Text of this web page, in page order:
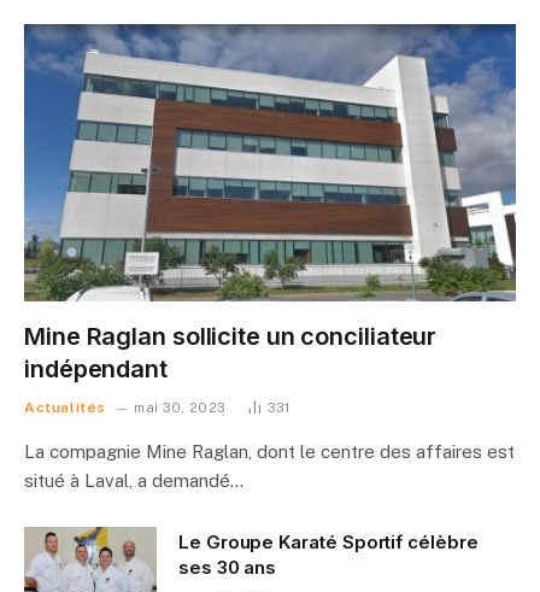
Mine Raglan sollicite un conciliateur
indépendant
Actualités mai 30, 2023 331
La compagnie Mine Raglan, dont le centre des affaires est
situé à Laval, a demandé…
Le Groupe Karaté Sportif célèbre
ses 30 ans